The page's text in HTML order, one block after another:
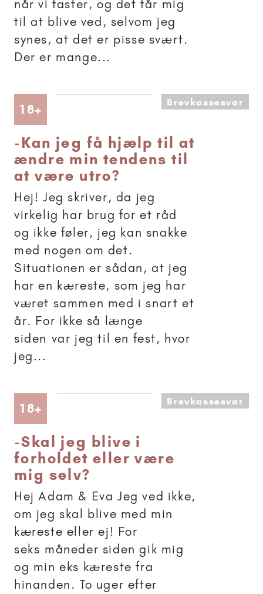
når vi faster, og det får mig
til at blive ved, selvom jeg
synes, at det er pisse svært.
Der er mange...
18+ Artikler anbefalet til 18+Brevkassesvar
-Kan jeg få hjælp til at
ændre min tendens til
at være utro?
Hej! Jeg skriver, da jeg
virkelig har brug for et råd
og ikke føler, jeg kan snakke
med nogen om det.
Situationen er sådan, at jeg
har en kæreste, som jeg har
været sammen med i snart et
år. For ikke så længe
siden var jeg til en fest, hvor
jeg...
18+ Artikler anbefalet til 18+Brevkassesvar
-Skal jeg blive i
forholdet eller være
mig selv?
Hej Adam & Eva Jeg ved ikke,
om jeg skal blive med min
kæreste eller ej! For
seks måneder siden gik mig
og min eks kæreste fra
hinanden. To uger efter